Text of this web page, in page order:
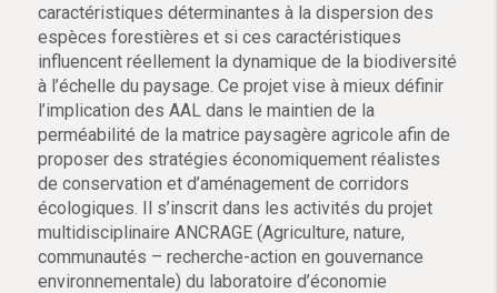
caractéristiques déterminantes à la dispersion des
espèces forestières et si ces caractéristiques
influencent réellement la dynamique de la biodiversité
à l’échelle du paysage. Ce projet vise à mieux définir
l’implication des AAL dans le maintien de la
perméabilité de la matrice paysagère agricole afin de
proposer des stratégies économiquement réalistes
de conservation et d’aménagement de corridors
écologiques. Il s’inscrit dans les activités du projet
multidisciplinaire ANCRAGE (Agriculture, nature,
communautés – recherche-action en gouvernance
environnementale) du laboratoire d’économie